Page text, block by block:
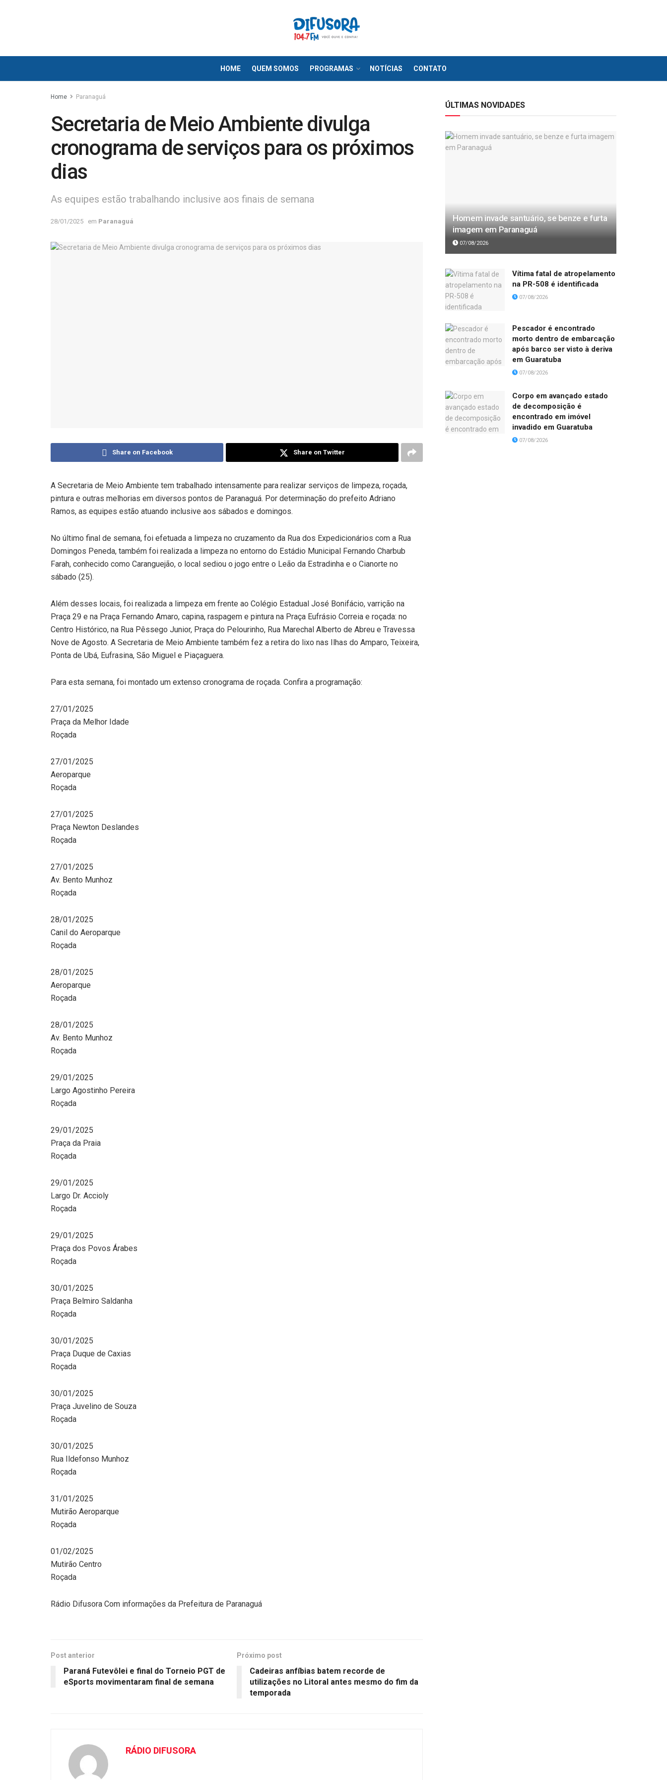
HOME QUEM SOMOS PROGRAMAS NOTÍCIAS CONTATO
Home Paranaguá
Secretaria de Meio Ambiente divulga
cronograma de serviços para os próximos
dias
As equipes estão trabalhando inclusive aos finais de semana
28/01/2025 em Paranaguá
Share on Facebook Share on Twitter
A Secretaria de Meio Ambiente tem trabalhado intensamente para realizar serviços de limpeza, roçada,
pintura e outras melhorias em diversos pontos de Paranaguá. Por determinação do prefeito Adriano
Ramos, as equipes estão atuando inclusive aos sábados e domingos.
No último final de semana, foi efetuada a limpeza no cruzamento da Rua dos Expedicionários com a Rua
Domingos Peneda, também foi realizada a limpeza no entorno do Estádio Municipal Fernando Charbub
Farah, conhecido como Caranguejão, o local sediou o jogo entre o Leão da Estradinha e o Cianorte no
sábado (25).
Além desses locais, foi realizada a limpeza em frente ao Colégio Estadual José Bonifácio, varrição na
Praça 29 e na Praça Fernando Amaro, capina, raspagem e pintura na Praça Eufrásio Correia e roçada: no
Centro Histórico, na Rua Pêssego Junior, Praça do Pelourinho, Rua Marechal Alberto de Abreu e Travessa
Nove de Agosto. A Secretaria de Meio Ambiente também fez a retira do lixo nas Ilhas do Amparo, Teixeira,
Ponta de Ubá, Eufrasina, São Miguel e Piaçaguera.
Para esta semana, foi montado um extenso cronograma de roçada. Confira a programação:
27/01/2025
Praça da Melhor Idade
Roçada
27/01/2025
Aeroparque
Roçada
27/01/2025
Praça Newton Deslandes
Roçada
27/01/2025
Av. Bento Munhoz
Roçada
28/01/2025
Canil do Aeroparque
Roçada
28/01/2025
Aeroparque
Roçada
28/01/2025
Av. Bento Munhoz
Roçada
29/01/2025
Largo Agostinho Pereira
Roçada
29/01/2025
Praça da Praia
Roçada
29/01/2025
Largo Dr. Accioly
Roçada
29/01/2025
Praça dos Povos Árabes
Roçada
30/01/2025
Praça Belmiro Saldanha
Roçada
30/01/2025
Praça Duque de Caxias
Roçada
30/01/2025
Praça Juvelino de Souza
Roçada
30/01/2025
Rua Ildefonso Munhoz
Roçada
31/01/2025
Mutirão Aeroparque
Roçada
01/02/2025
Mutirão Centro
Roçada
Rádio Difusora Com informações da Prefeitura de Paranaguá
Post anterior
Paraná Futevôlei e final do Torneio PGT de
eSports movimentaram final de semana
Próximo post
Cadeiras anfíbias batem recorde de
utilizações no Litoral antes mesmo do fim da
temporada
RÁDIO DIFUSORA
ÚLTIMAS NOVIDADES
Homem invade santuário, se benze e furta
imagem em Paranaguá
07/08/2026
Vítima fatal de atropelamento
na PR-508 é identificada
07/08/2026
Pescador é encontrado
morto dentro de embarcação
após barco ser visto à deriva
em Guaratuba
07/08/2026
Corpo em avançado estado
de decomposição é
encontrado em imóvel
invadido em Guaratuba
07/08/2026